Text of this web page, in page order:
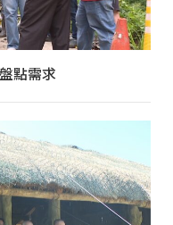
點需求